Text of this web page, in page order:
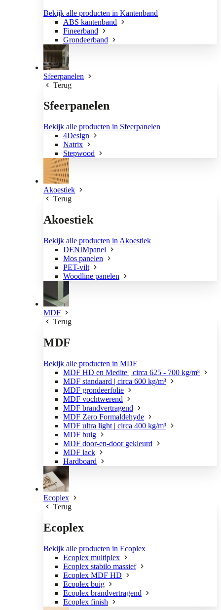
Bekijk alle producten in Kantenband
ABS kantenband
Fineerband
Grondeerband
Sfeerpanelen
Terug
Sfeerpanelen
Bekijk alle producten in Sfeerpanelen
4Design
Natrix
Stepwood
Akoestiek
Terug
Akoestiek
Bekijk alle producten in Akoestiek
DENIMpanel
Mos panelen
PET-vilt
Woodline panelen
MDF
Terug
MDF
Bekijk alle producten in MDF
MDF HD en Medite | circa 625 - 700 kg/m³
MDF standaard | circa 600 kg/m³
MDF grondeerfolie
MDF vochtwerend
MDF brandvertragend
MDF Zero Formaldehyde
MDF ultra light | circa 400 kg/m³
MDF buig
MDF door-en-door gekleurd
MDF lack
Hardboard
Ecoplex
Terug
Ecoplex
Bekijk alle producten in Ecoplex
Ecoplex multiplex
Ecoplex stabilo massief
Ecoplex MDF HD
Ecoplex buig
Ecoplex brandvertragend
Ecoplex finish